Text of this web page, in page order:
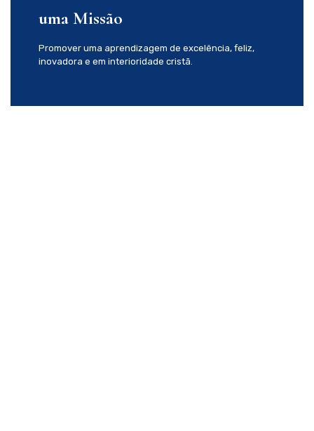
uma Missão
Promover uma aprendizagem de excelência, feliz,
inovadora e em interioridade cristã.